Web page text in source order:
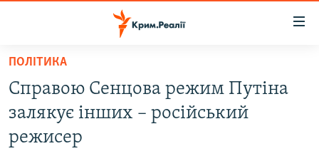
Перейти
основного
матеріалу
до
ВОДА.КРИМ
ВІДЕО ТА ФОТО
ПОЛІТИКА
Справою Сенцова режим Путіна
залякує інших – російський
режисер